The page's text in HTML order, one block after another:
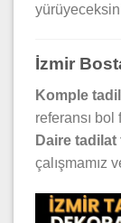
İzmir
Komple
referansı
Daire tadilat
çalışmamız